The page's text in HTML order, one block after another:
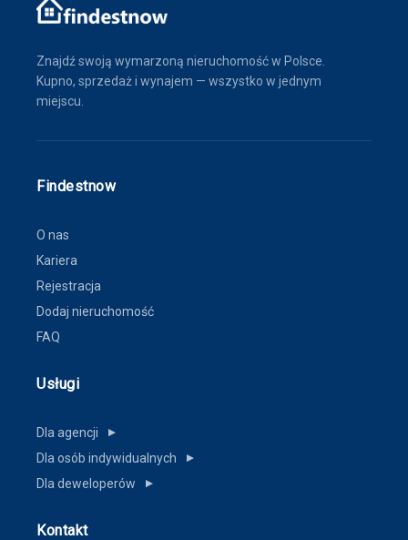
Znajdź swoją wymarzoną nieruchomość w Polsce.
Kupno, sprzedaż i wynajem — wszystko w jednym
miejscu.
Findestnow
O nas
Kariera
Rejestracja
Dodaj nieruchomość
FAQ
Usługi
Dla agencji ▼
Dla osób indywidualnych ▼
Dla deweloperów ▼
Kontakt